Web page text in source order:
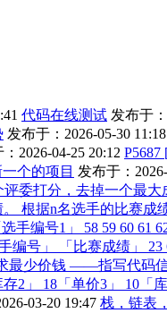
代码在线测试 发布于
发布于：2026-05-30 11:18
2026-04-25 20:12 P5687
一个的项目 发布于：
委打分，去掉一个最
根据n名选手的比赛
编号1」 58 59 60 61
号」 「比赛成绩」 23
最少价钱 ——指写代码信
」 18「单价3」 10「
03-20 19:47 栈，链表